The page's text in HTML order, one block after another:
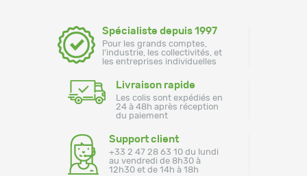
Spécialiste depuis 1997
Pour les grands comptes,
l'industrie, les collectivités, et
les entreprises individuelles
Livraison rapide
Les colis sont expédiés en
24 à 48h après réception
du paiement
Support client
+33 2 47 28 63 10 du lundi
au vendredi de 8h30 à
12h30 et de 14h à 18h